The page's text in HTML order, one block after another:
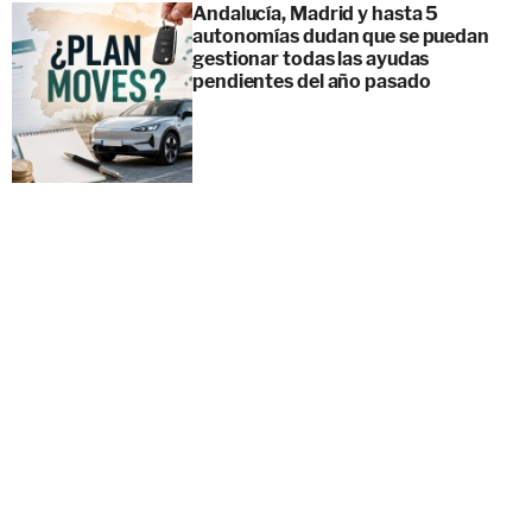
Andalucía, Madrid y hasta 5
autonomías dudan que se puedan
gestionar todas las ayudas
pendientes del año pasado